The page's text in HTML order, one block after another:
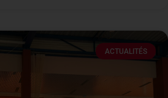
ACTUALITÉS